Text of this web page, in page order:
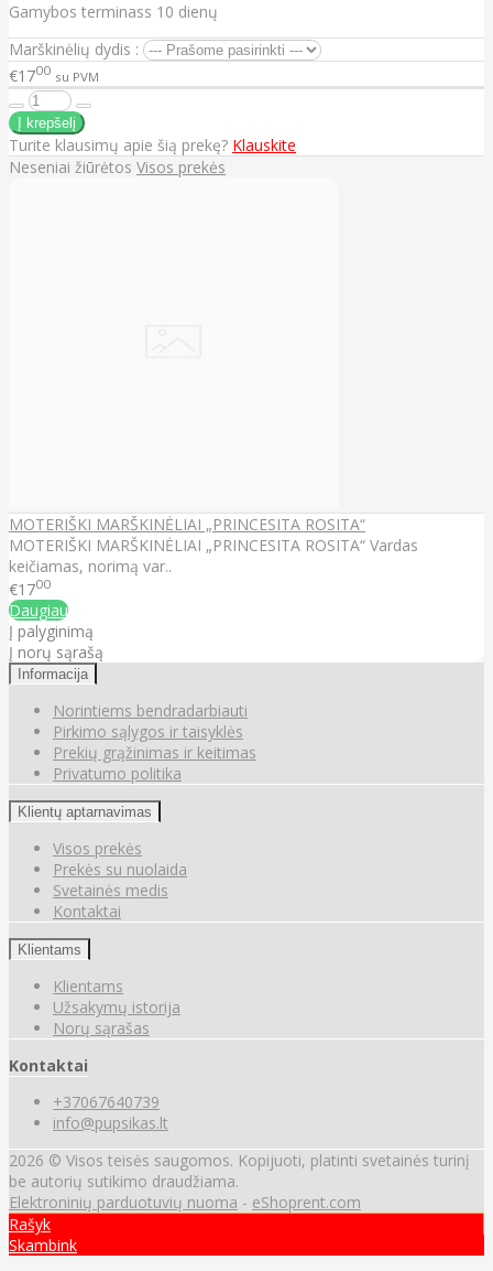
Gamybos terminass 10 dienų
Marškinėlių dydis :
€1700 su PVM
Turite klausimų apie šią prekę? Klauskite
Neseniai žiūrėtos Visos prekės
MOTERIŠKI MARŠKINĖLIAI „PRINCESITA ROSITA“
MOTERIŠKI MARŠKINĖLIAI „PRINCESITA ROSITA“ Vardas
keičiamas, norimą var..
€1700
Daugiau
Į palyginimą
Į norų sąrašą
Informacija
Norintiems bendradarbiauti
Pirkimo sąlygos ir taisyklės
Prekių grąžinimas ir keitimas
Privatumo politika
Klientų aptarnavimas
Visos prekės
Prekės su nuolaida
Svetainės medis
Kontaktai
Klientams
Klientams
Užsakymų istorija
Norų sąrašas
Kontaktai
+37067640739
info@pupsikas.lt
2026 © Visos teisės saugomos. Kopijuoti, platinti svetainės turinį
be autorių sutikimo draudžiama.
Elektroninių parduotuvių nuoma - eShoprent.com
Rašyk
Skambink